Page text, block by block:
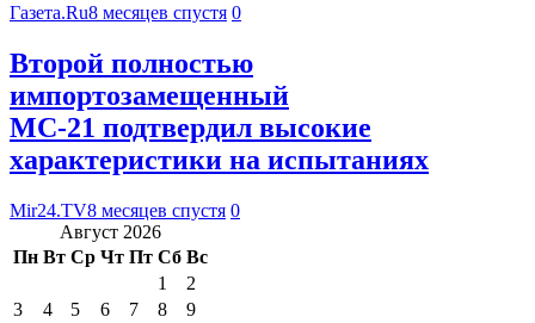
Газета.Ru8 месяцев спустя 0
Второй полностью
импортозамещенный
МС-21 подтвердил высокие
характеристики на испытаниях
Mir24.TV8 месяцев спустя 0
Август 2026
Пн Вт Ср Чт Пт Сб Вс
1
2
3
4 5 6 7 8
9